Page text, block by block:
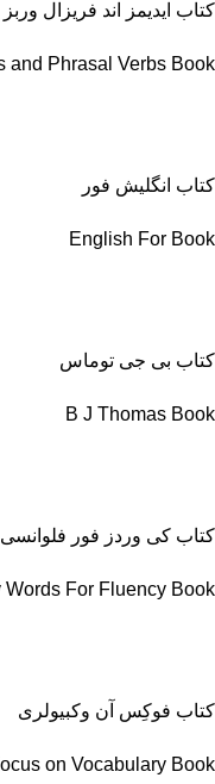
کتاب ایدیمز اند فریزال وربز
and Phrasal Verbs Book
کتاب انگلیش فور
English For Book
کتاب بی جی توماس
B J Thomas Book
کتاب کی وردز فور فلوانسی
Words For Fluency Book
کتاب فوکِس آن وکبیولری
on Vocabulary Book